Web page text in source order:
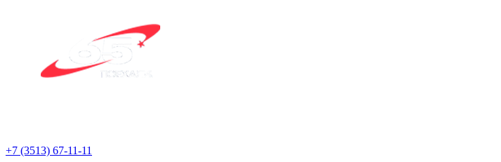
+7 (3513) 67-11-11